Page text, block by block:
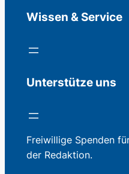
Wissen & Service
Unterstütze uns
Freiwillige Spenden
der Redaktion.